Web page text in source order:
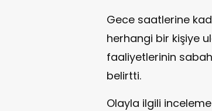
Gece saatlerine
herhangi bir kişiye
faaliyetlerinin
belirtti.
Olayla ilgili